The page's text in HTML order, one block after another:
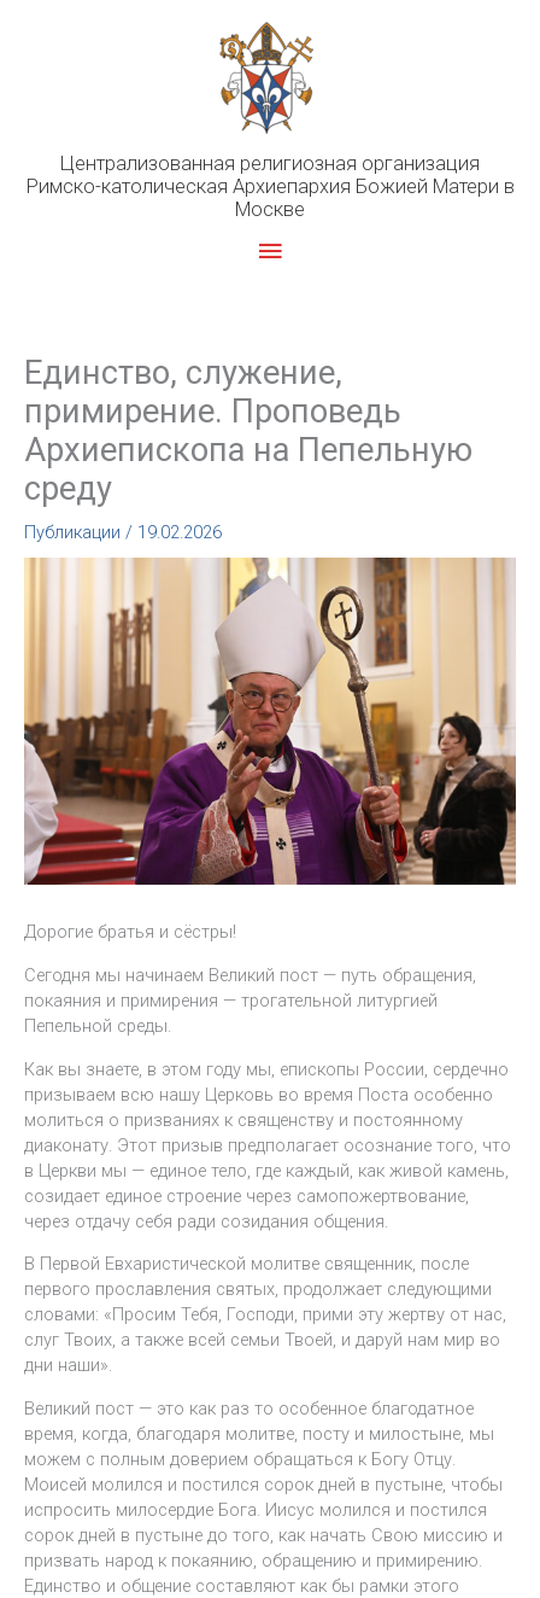
Централизованная религиозная организация
Римско-католическая Архиепархия Божией Матери в
Москве
Главное
Единство, служение,
примирение. Проповедь
Архиепископа на Пепельную
среду
Публикации / 19.02.2026
Дорогие братья и сёстры!
Сегодня мы начинаем Великий пост — путь обращения,
покаяния и примирения — трогательной литургией
Пепельной среды.
Как вы знаете, в этом году мы, епископы России, сердечно
призываем всю нашу Церковь во время Поста особенно
молиться о призваниях к священству и постоянному
диаконату. Этот призыв предполагает осознание того, что
в Церкви мы — единое тело, где каждый, как живой камень,
созидает единое строение через самопожертвование,
через отдачу себя ради созидания общения.
В Первой Евхаристической молитве священник, после
первого прославления святых, продолжает следующими
словами: «Просим Тебя, Господи, прими эту жертву от нас,
слуг Твоих, а также всей семьи Твоей, и даруй нам мир во
дни наши».
Великий пост — это как раз то особенное благодатное
время, когда, благодаря молитве, посту и милостыне, мы
можем с полным доверием обращаться к Богу Отцу.
Моисей молился и постился сорок дней в пустыне, чтобы
испросить милосердие Бога. Иисус молился и постился
сорок дней в пустыне до того, как начать Свою миссию и
призвать народ к покаянию, обращению и примирению.
Единство и общение составляют как бы рамки этого